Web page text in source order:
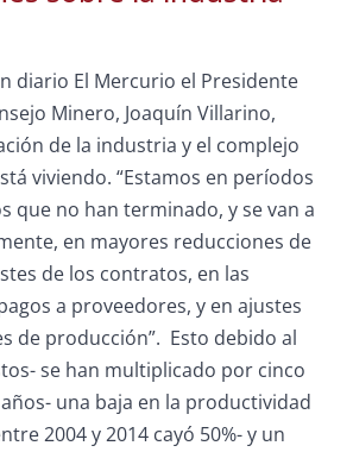
diario El Mercurio el Presidente
Minero, Joaquín Villarino,
de la industria y el complejo
viviendo. “Estamos en períodos
que no han terminado, y se van a
en mayores reducciones de
de los contratos, en las
a proveedores, y en ajustes
de producción”. Esto debido al
se han multiplicado por cinco
una baja en la productividad
2004 y 2014 cayó 50%- y un